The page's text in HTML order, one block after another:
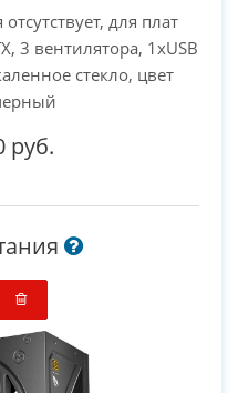
для плат
3 вентилятора, 1xUSB
стекло, цвет
руб.